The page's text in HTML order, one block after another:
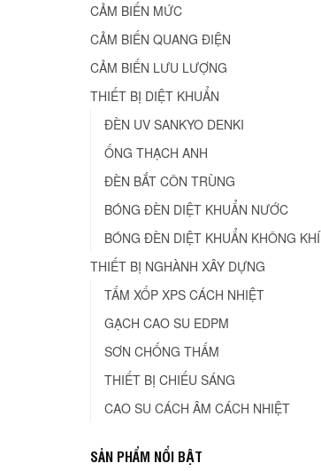
CẢM BIẾN MỨC
CẢM BIẾN QUANG ĐIỆN
CẢM BIẾN LƯU LƯỢNG
THIẾT BỊ DIỆT KHUẨN
ĐÈN UV SANKYO DENKI
ỐNG THẠCH ANH
ĐÈN BẮT CÔN TRÙNG
BÓNG ĐÈN DIỆT KHUẨN NƯỚC
BÓNG ĐÈN DIỆT KHUẨN KHÔNG KHÍ
THIẾT BỊ NGHÀNH XÂY DỰNG
TẤM XỐP XPS CÁCH NHIỆT
GẠCH CAO SU EDPM
SƠN CHỐNG THẤM
THIẾT BỊ CHIẾU SÁNG
CAO SU CÁCH ÂM CÁCH NHIỆT
SẢN PHẨM NỔI BẬT